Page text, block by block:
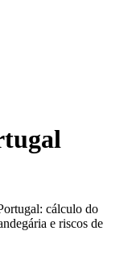
cálculo do
e riscos de